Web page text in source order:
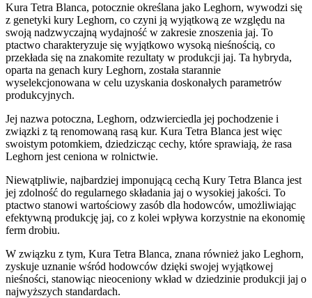
Kura Tetra Blanca, potocznie określana jako Leghorn, wywodzi się
z genetyki kury Leghorn, co czyni ją wyjątkową ze względu na
swoją nadzwyczajną wydajność w zakresie znoszenia jaj. To
ptactwo charakteryzuje się wyjątkowo wysoką nieśnością, co
przekłada się na znakomite rezultaty w produkcji jaj. Ta hybryda,
oparta na genach kury Leghorn, została starannie
wyselekcjonowana w celu uzyskania doskonałych parametrów
produkcyjnych.
Jej nazwa potoczna, Leghorn, odzwierciedla jej pochodzenie i
związki z tą renomowaną rasą kur. Kura Tetra Blanca jest więc
swoistym potomkiem, dziedzicząc cechy, które sprawiają, że rasa
Leghorn jest ceniona w rolnictwie.
Niewątpliwie, najbardziej imponującą cechą Kury Tetra Blanca jest
jej zdolność do regularnego składania jaj o wysokiej jakości. To
ptactwo stanowi wartościowy zasób dla hodowców, umożliwiając
efektywną produkcję jaj, co z kolei wpływa korzystnie na ekonomię
ferm drobiu.
W związku z tym, Kura Tetra Blanca, znana również jako Leghorn,
zyskuje uznanie wśród hodowców dzięki swojej wyjątkowej
nieśności, stanowiąc nieoceniony wkład w dziedzinie produkcji jaj o
najwyższych standardach.